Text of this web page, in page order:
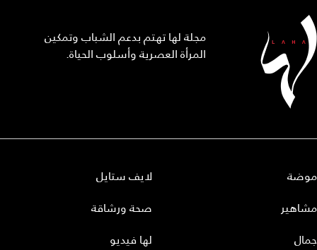
مجلة لها تهتم بدعم الشباب وتمكين
المرأة العصرية وأسلوب الحياة.
موضة
مشاهير
جمال
لايف ستايل
صحة ورشاقة
لها فيديو